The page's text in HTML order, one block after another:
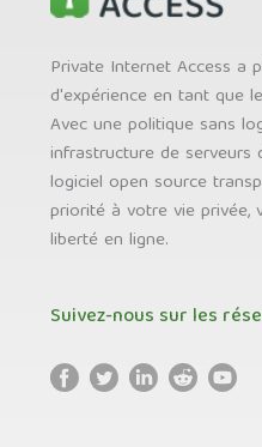
Private Internet Access a
d'expérience en tant que
Avec une politique sans
infrastructure de serveurs
logiciel open source
priorité à votre vie
liberté en ligne.
Suivez-nous sur les